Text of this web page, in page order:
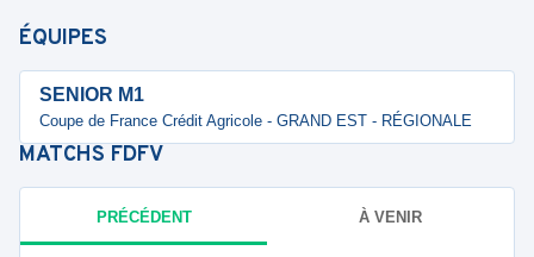
ÉQUIPES
SENIOR M1
Coupe de France Crédit Agricole - GRAND EST - RÉGIONALE
MATCHS FDFV
PRÉCÉDENT À VENIR